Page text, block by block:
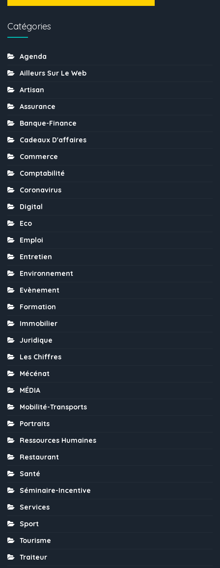
Catégories
Agenda
Ailleurs Sur Le Web
Artisan
Assurance
Banque-Finance
Cadeaux D'affaires
Commerce
Comptabilité
Coronavirus
Digital
Eco
Emploi
Entretien
Environnement
Evènement
Formation
Immobilier
Juridique
Les Chiffres
Mécénat
MÉDIA
Mobilité-Transports
Portraits
Ressources Humaines
Restaurant
Santé
Séminaire-Incentive
Services
Sport
Tourisme
Traiteur